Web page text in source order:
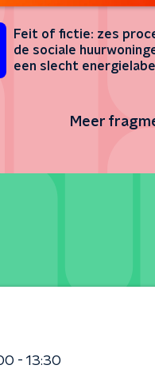
Feit of fictie: zes
de sociale
een slecht energielabel
Meer
- 13:30